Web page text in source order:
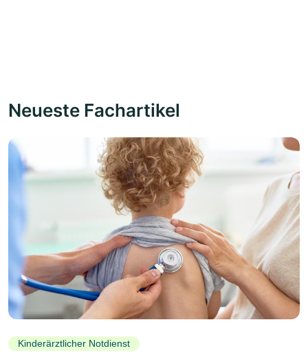
Neueste Fachartikel
Kinderärztlicher Notdienst